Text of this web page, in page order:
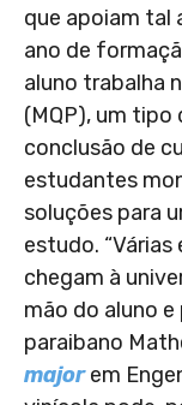
que apoiam tal
ano de
aluno trabalha
(MQP), um
conclusão de
estudantes
soluções para
estudo.
chegam à
mão do aluno e
paraibano
majorem